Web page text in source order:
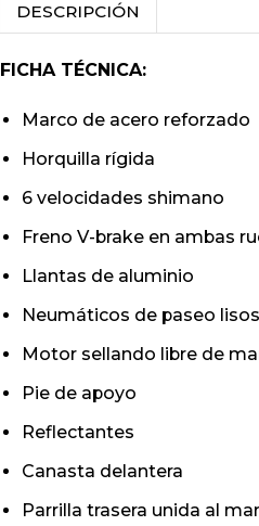
DESCRIPCIÓN
FICHA TÉCNICA:
Marco de acero reforzado
Horquilla rígida
6 velocidades shimano
Freno V-brake en ambas
Llantas de aluminio
Neumáticos de paseo lisos
Motor sellando libre de
Pie de apoyo
Reflectantes
Canasta delantera
Parrilla trasera unida al